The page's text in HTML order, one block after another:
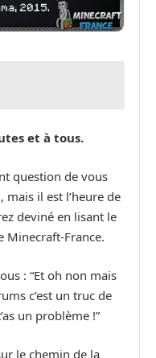
et à tous.
question de vous
il est l’heure de
deviné en lisant le
Minecraft-France.
: “Et oh non mais
c’est un truc de
un problème !”
le chemin de la